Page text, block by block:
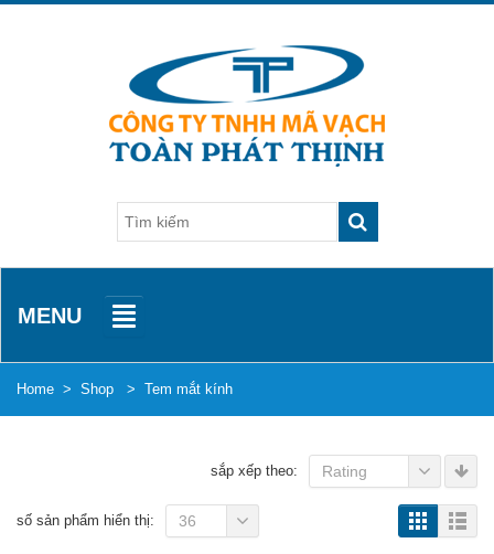
MENU
Home > Shop > Tem mắt kính
sắp xếp theo: Rating
số sản phẩm hiển thị: 36